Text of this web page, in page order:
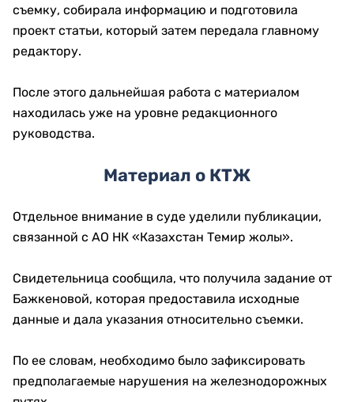
съемку, собирала информацию и подготовила
проект статьи, который затем передала главному
редактору.
После этого дальнейшая работа с материалом
находилась уже на уровне редакционного
руководства.
Материал о КТЖ
Отдельное внимание в суде уделили публикации,
связанной с АО НК «Казахстан Темир жолы».
Свидетельница сообщила, что получила задание от
Бажкеновой, которая предоставила исходные
данные и дала указания относительно съемки.
По ее словам, необходимо было зафиксировать
предполагаемые нарушения на железнодорожных